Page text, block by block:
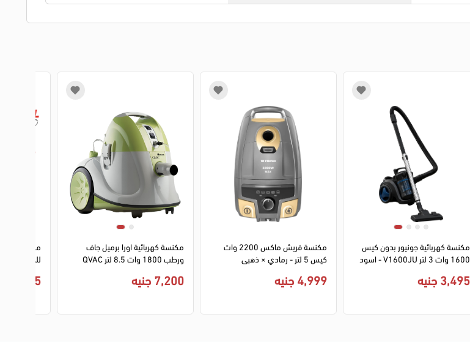
مكنسة
885 جنيه
مكنسة كهربائية اورا برميل جاف
ورطب 1800 وات 8.5 لتر QVAC
7,200 جنيه
مكنسة فريش ماكس 2200 وات
كيس 5 لتر - رمادي × ذهبى
4,999 جنيه
مكنسة كهربائية جونيور بدون كيس
1600 وات 3 لتر V1600JU - اسود
3,495 جنيه
1 1 2